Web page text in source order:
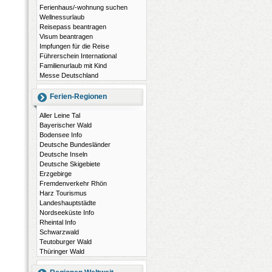
Ferienhaus/-wohnung suchen
Wellnessurlaub
Reisepass beantragen
Visum beantragen
Impfungen für die Reise
Führerschein International
Familienurlaub mit Kind
Messe Deutschland
Ferien-Regionen
Aller Leine Tal
Bayerischer Wald
Bodensee Info
Deutsche Bundesländer
Deutsche Inseln
Deutsche Skigebiete
Erzgebirge
Fremdenverkehr Rhön
Harz Tourismus
Landeshauptstädte
Nordseeküste Info
Rheintal Info
Schwarzwald
Teutoburger Wald
Thüringer Wald